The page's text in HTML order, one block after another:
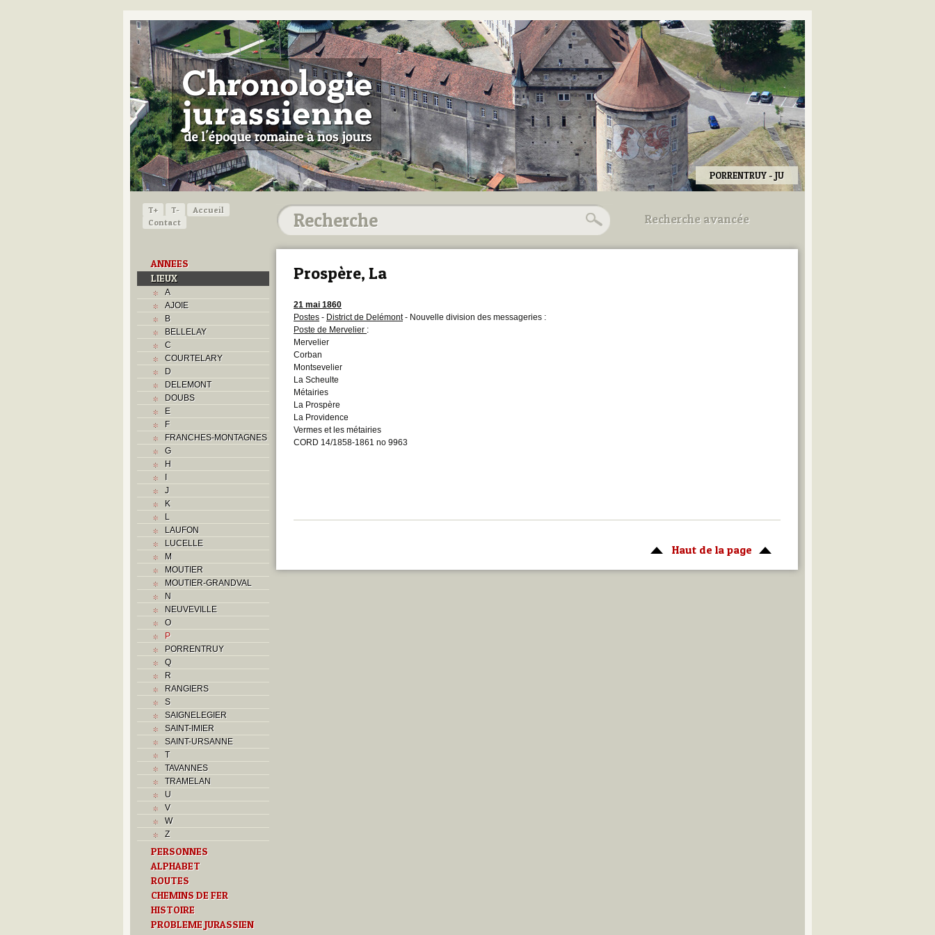
PORRENTRUY - JU
T+ T-
Accueil
Contact
ANNEES
LIEUX
A
AJOIE
B
BELLELAY
C
COURTELARY
D
DELEMONT
DOUBS
E
F
FRANCHES-MONTAGNES
G
H
I
J
K
L
LAUFON
LUCELLE
M
MOUTIER
MOUTIER-GRANDVAL
N
NEUVEVILLE
O
P
PORRENTRUY
Q
R
RANGIERS
S
SAIGNELEGIER
SAINT-IMIER
SAINT-URSANNE
T
TAVANNES
TRAMELAN
U
V
W
Z
PERSONNES
ALPHABET
ROUTES
CHEMINS DE FER
HISTOIRE
PROBLEME JURASSIEN
Recherche avancée
Utilisez les champs ci-dessous
Prospère, La
21 mai 1860
Postes - District de Delémont- Nouvelle division des messageries :
Poste de Mervelier :
Mervelier
Corban
Montsevelier
La Scheulte
Métairies
La Prospère
La Providence
Vermes et les métairies
CORD 14/1858-1861 no 9963
Haut de la page